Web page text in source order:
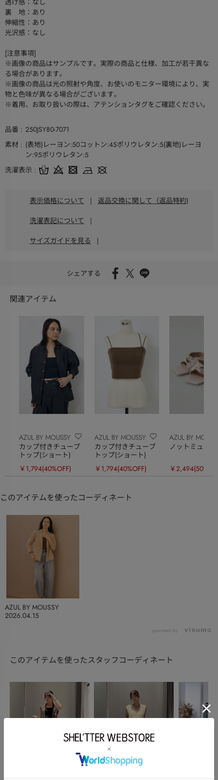
透け感：なし
裏 地：あり
伸縮性：あり
光沢感：なし
[注意事項]
※画像の商品はサンプルです。実際の商品と仕様、加工が若干異な
る場合があります。
※画像の商品は光の照射や角度、お使いのモニター環境により、実
物と色味が異なる場合がございます。
※着用、お取り扱いの際は、アテンションタグをご確認ください。
品番
250JSY80-7071
素材
(表地)レーヨン:50コットン:45ポリウレタン:5(裏地)レーヨ
ン:95ポリウレタン:5
洗濯表示
表示価格について | 返品交換に関して（返品特約)
洗濯表記について |
サイズガイドを見る |
シェアする
関連アイテム
AZUL BY MOUSSY
カップ付きチューブ
トップ(ショート)
￥1,794(40%OFF)
AZUL BY MOUSSY
カップ付きチューブ
トップ(ショート)
￥1,794(40%OFF)
AZUL BY
ノットミュール
￥2,494
このアイテムを使ったコーディネート
2026.04.15
AZUL BY MOUSSY
powered by
このアイテムを使ったスタッフコーディネート